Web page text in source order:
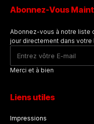
Abonnez-Vous
Abonnez-vous à notre liste
jour directement dans
Merci et à bien
Liens utiles
Impressions